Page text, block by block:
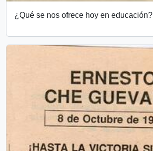
¿Qué se nos ofrece hoy en educación?